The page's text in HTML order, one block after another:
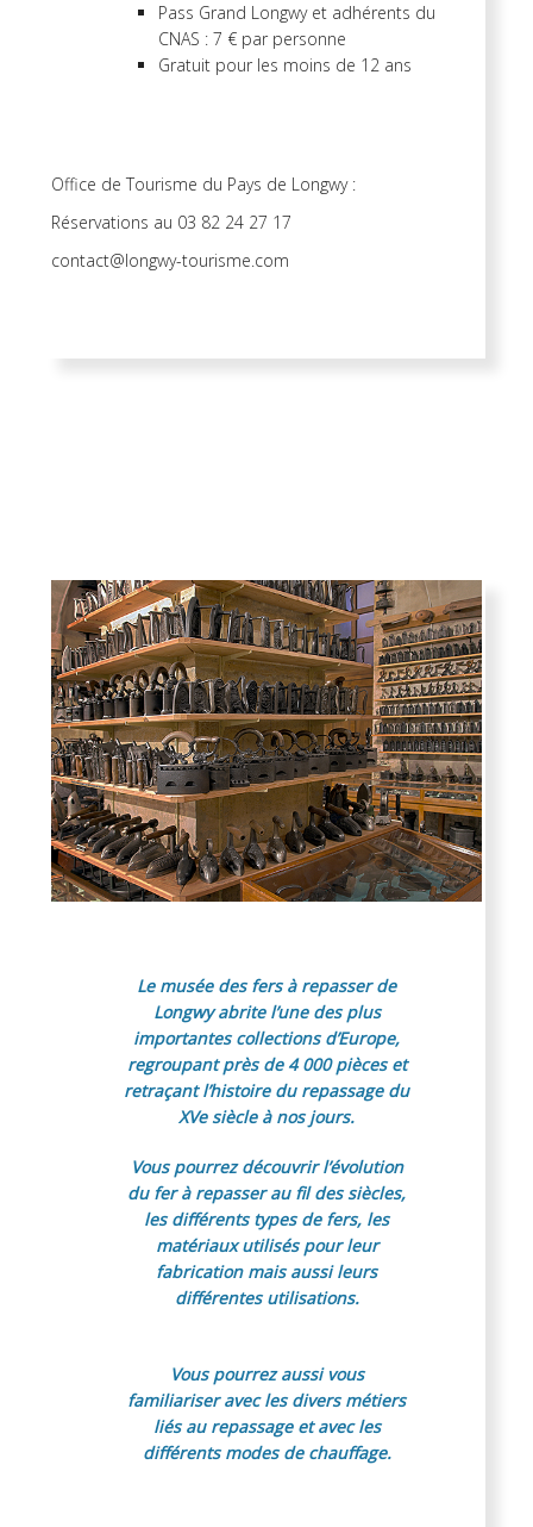
Pass Grand Longwy et adhérents du
CNAS : 7 € par personne
Gratuit pour les moins de 12 ans
Office de Tourisme du Pays de Longwy :
Réservations au 03 82 24 27 17
contact@longwy-tourisme.com
Le musée des fers à repasser de
Longwy abrite l’une des plus
importantes collections d’Europe,
regroupant près de 4 000 pièces et
retraçant l’histoire du repassage du
XVe siècle à nos jours.
Vous pourrez découvrir l’évolution
du fer à repasser au fil des siècles,
les différents types de fers, les
matériaux utilisés pour leur
fabrication mais aussi leurs
différentes utilisations.
Vous pourrez aussi vous
familiariser avec les divers métiers
liés au repassage et avec les
différents modes de chauffage.